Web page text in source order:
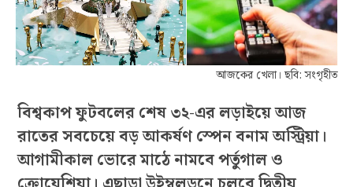
আজকের খেলা। ছবি: সংগৃহীত
বিশ্বকাপ ফুটবলের শেষ ৩২-এর লড়াইয়ে আজ
রাতের সবচেয়ে বড় আকর্ষণ স্পেন বনাম অস্ট্রিয়া।
আগামীকাল ভোরে মাঠে নামবে পর্তুগাল ও